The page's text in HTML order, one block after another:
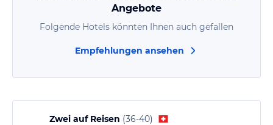
Angebote
Folgende Hotels könnten Ihnen auch gefallen
Empfehlungen ansehen
Zwei auf Reisen (36-40)